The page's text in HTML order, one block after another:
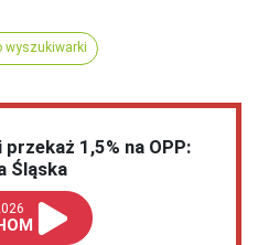
wyszukiwarki
1,5% na OPP:
Śląska